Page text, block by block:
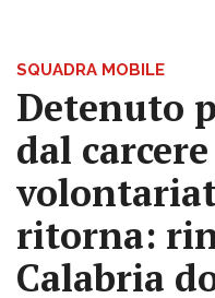
SQUADRA MOBILE
Detenuto
dal
ritorna:
Calabria